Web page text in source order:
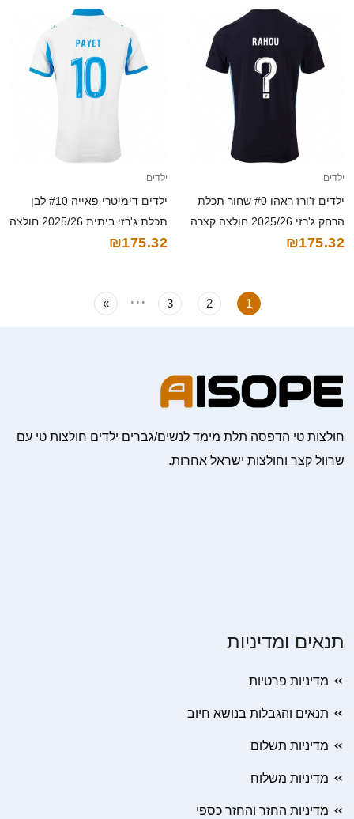
ילדים
ילדים ז'ורז ראהו #0 שחור תכלת
הרחק ג'רזי 2025/26 חולצה קצרה
₪175.32
ילדים
ילדים דימיטרי פאייה #10 לבן
תכלת ג'רזי ביתית 2025/26 חולצה
קצרה
₪175.32
1
2
3
...
»
חולצות טי הדפסה תלת מימד לנשים/גברים ילדים חולצות טי עם
שרוול קצר וחולצות ישראל אחרות.
תנאים ומדיניות
מדיניות פרטיות
תנאים והגבלות בנושא חיוב
מדיניות תשלום
מדיניות משלוח
מדיניות החזר והחזר כספי